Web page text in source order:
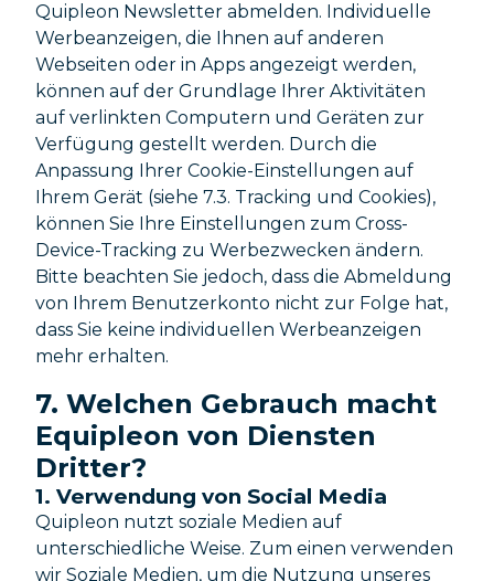
Quipleon Newsletter abmelden. Individuelle
Werbeanzeigen, die Ihnen auf anderen
Webseiten oder in Apps angezeigt werden,
können auf der Grundlage Ihrer Aktivitäten
auf verlinkten Computern und Geräten zur
Verfügung gestellt werden. Durch die
Anpassung Ihrer Cookie-Einstellungen auf
Ihrem Gerät (siehe 7.3. Tracking und Cookies),
können Sie Ihre Einstellungen zum Cross-
Device-Tracking zu Werbezwecken ändern.
Bitte beachten Sie jedoch, dass die Abmeldung
von Ihrem Benutzerkonto nicht zur Folge hat,
dass Sie keine individuellen Werbeanzeigen
mehr erhalten.
7. Welchen Gebrauch macht
Equipleon von Diensten
Dritter?
1. Verwendung von Social Media
Quipleon nutzt soziale Medien auf
unterschiedliche Weise. Zum einen verwenden
wir Soziale Medien, um die Nutzung unseres